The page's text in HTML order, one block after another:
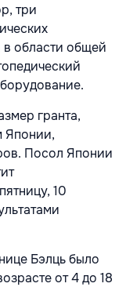
три
области общей
гранта,
Японии,
Посол Японии
10
Бэлць было
от 4 до 18